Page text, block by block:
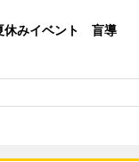
休みイベント 盲導